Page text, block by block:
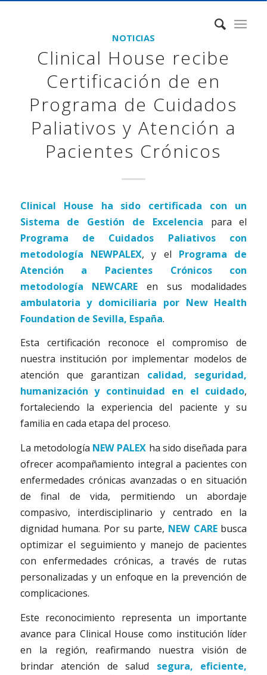
NOTICIAS
Clinical House recibe
Certificación de en
Programa de Cuidados
Paliativos y Atención a
Pacientes Crónicos
Clinical House ha sido certificada con un
Sistema de Gestión de Excelencia para el
Programa de Cuidados Paliativos con
metodología NEWPALEX, y el Programa de
Atención a Pacientes Crónicos con
metodología NEWCARE en sus modalidades
ambulatoria y domiciliaria por New Health
Foundation de Sevilla, España.
Esta certificación reconoce el compromiso de
nuestra institución por implementar modelos de
atención que garantizan calidad, seguridad,
humanización y continuidad en el cuidado,
fortaleciendo la experiencia del paciente y su
familia en cada etapa del proceso.
La metodología NEW PALEX ha sido diseñada para
ofrecer acompañamiento integral a pacientes con
enfermedades crónicas avanzadas o en situación
de final de vida, permitiendo un abordaje
compasivo, interdisciplinario y centrado en la
dignidad humana. Por su parte, NEW CAREbusca
optimizar el seguimiento y manejo de pacientes
con enfermedades crónicas, a través de rutas
personalizadas y un enfoque en la prevención de
complicaciones.
Este reconocimiento representa un importante
avance para Clinical House como institución líder
en la región, reafirmando nuestra visión de
brindar atención de salud segura, eficiente,